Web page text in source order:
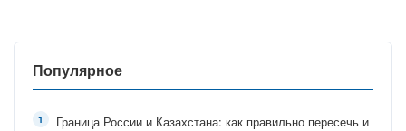
Популярное
Граница России и Казахстана: как правильно пересечь и